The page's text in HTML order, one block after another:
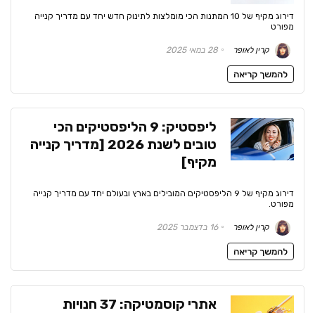
דירוג מקיף של 10 המתנות הכי מומלצות לתינוק חדש יחד עם מדריך קנייה
מפורט
קרין לאופר 28 במאי 2025
להמשך קריאה
ליפסטיק: 9 הליפסטיקים הכי
טובים לשנת 2026 [מדריך קנייה
מקיף]
דירוג מקיף של 9 הליפסטיקים המובילים בארץ ובעולם יחד עם מדריך קנייה
מפורט.
קרין לאופר 16 בדצמבר 2025
להמשך קריאה
אתרי קוסמטיקה: 37 חנויות